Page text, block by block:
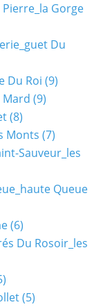
Gorge
Du
Du Roi (9)
Mard (9)
(8)
Monts (7)
Sauveur_les
Queue
(6)
Du Rosoir_les
(5)